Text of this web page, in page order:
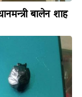
बालेन शाह